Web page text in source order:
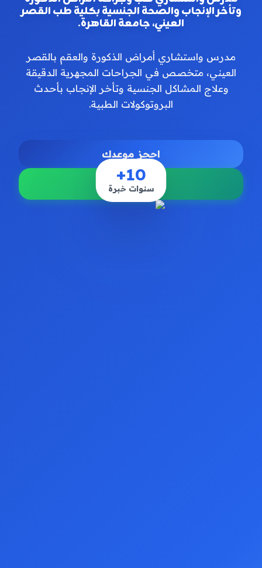
وتأخر الإنجاب والصحة الجنسية بكلية طب القصر
العيني، جامعة القاهرة.
مدرس واستشاري أمراض الذكورة والعقم بالقصر
العيني، متخصص في الجراحات المجهرية الدقيقة
وعلاج المشاكل الجنسية وتأخر الإنجاب بأحدث
البروتوكولات الطبية.
احجز موعدك
تواصل معنا
10+
سنوات خبرة